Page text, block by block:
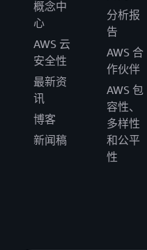
概念中
心
AWS 云
安全性
最新资
讯
博客
新闻稿
分析报
告
AWS 合
作伙伴
AWS 包
容性、
多样性
和公平
性